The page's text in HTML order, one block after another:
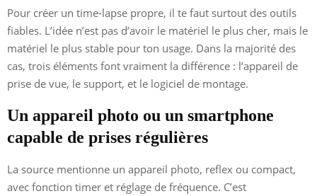
Pour créer un time-lapse propre, il te faut surtout des outils
fiables. L’idée n’est pas d’avoir le matériel le plus cher, mais le
matériel le plus stable pour ton usage. Dans la majorité des
cas, trois éléments font vraiment la différence : l’appareil de
prise de vue, le support, et le logiciel de montage.
Un appareil photo ou un smartphone
capable de prises régulières
La source mentionne un appareil photo, reflex ou compact,
avec fonction timer et réglage de fréquence. C’est